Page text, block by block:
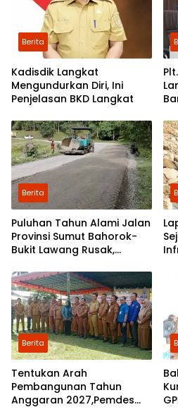
Berita
Kadisdik Langkat
Mengundurkan Diri, Ini
Penjelasan BKD Langkat
Berita
Puluhan Tahun Alami Jalan
Provinsi Sumut Bahorok-
Bukit Lawang Rusak,
Perbaikan
Berita
Tentukan Arah
Pembangunan Tahun
Anggaran 2027,Pemdes